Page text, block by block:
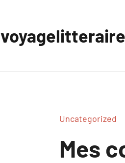
voyagelitteraire
Uncategorized
Mes